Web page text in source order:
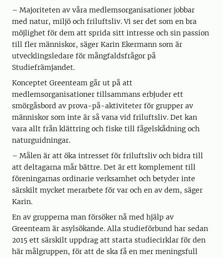
– Majoriteten av våra medlemsorganisationer jobbar
med natur, miljö och friluftsliv. Vi ser det som en bra
möjlighet för dem att sprida sitt intresse och sin passion
till fler människor, säger Karin Ekermann som är
utvecklingsledare för mångfaldsfrågor på
Studiefrämjandet.
Konceptet Greenteam går ut på att
medlemsorganisationer tillsammans erbjuder ett
smörgåsbord av prova-på-aktiviteter för grupper av
människor som inte är så vana vid friluftsliv. Det kan
vara allt från klättring och fiske till fågelskådning och
naturguidningar.
– Målen är att öka intresset för friluftsliv och bidra till
att deltagarna mår bättre. Det är ett komplement till
föreningarnas ordinarie verksamhet och betyder inte
särskilt mycket merarbete för var och en av dem, säger
Karin.
En av grupperna man försöker nå med hjälp av
Greenteam är asylsökande. Alla studieförbund har sedan
2015 ett särskilt uppdrag att starta studiecirklar för den
här målgruppen, för att de ska få en mer meningsfull